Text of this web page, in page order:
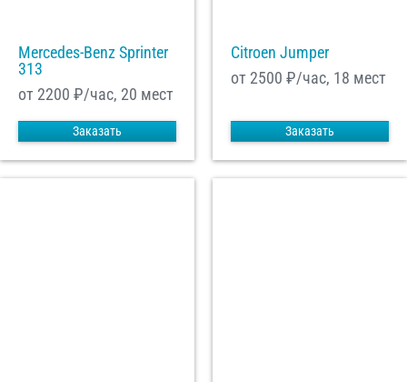
Mercedes-Benz Sprinter
313
от 2200 ₽/час, 20 мест
Заказать
Citroen Jumper
от 2500 ₽/час, 18 мест
Заказать